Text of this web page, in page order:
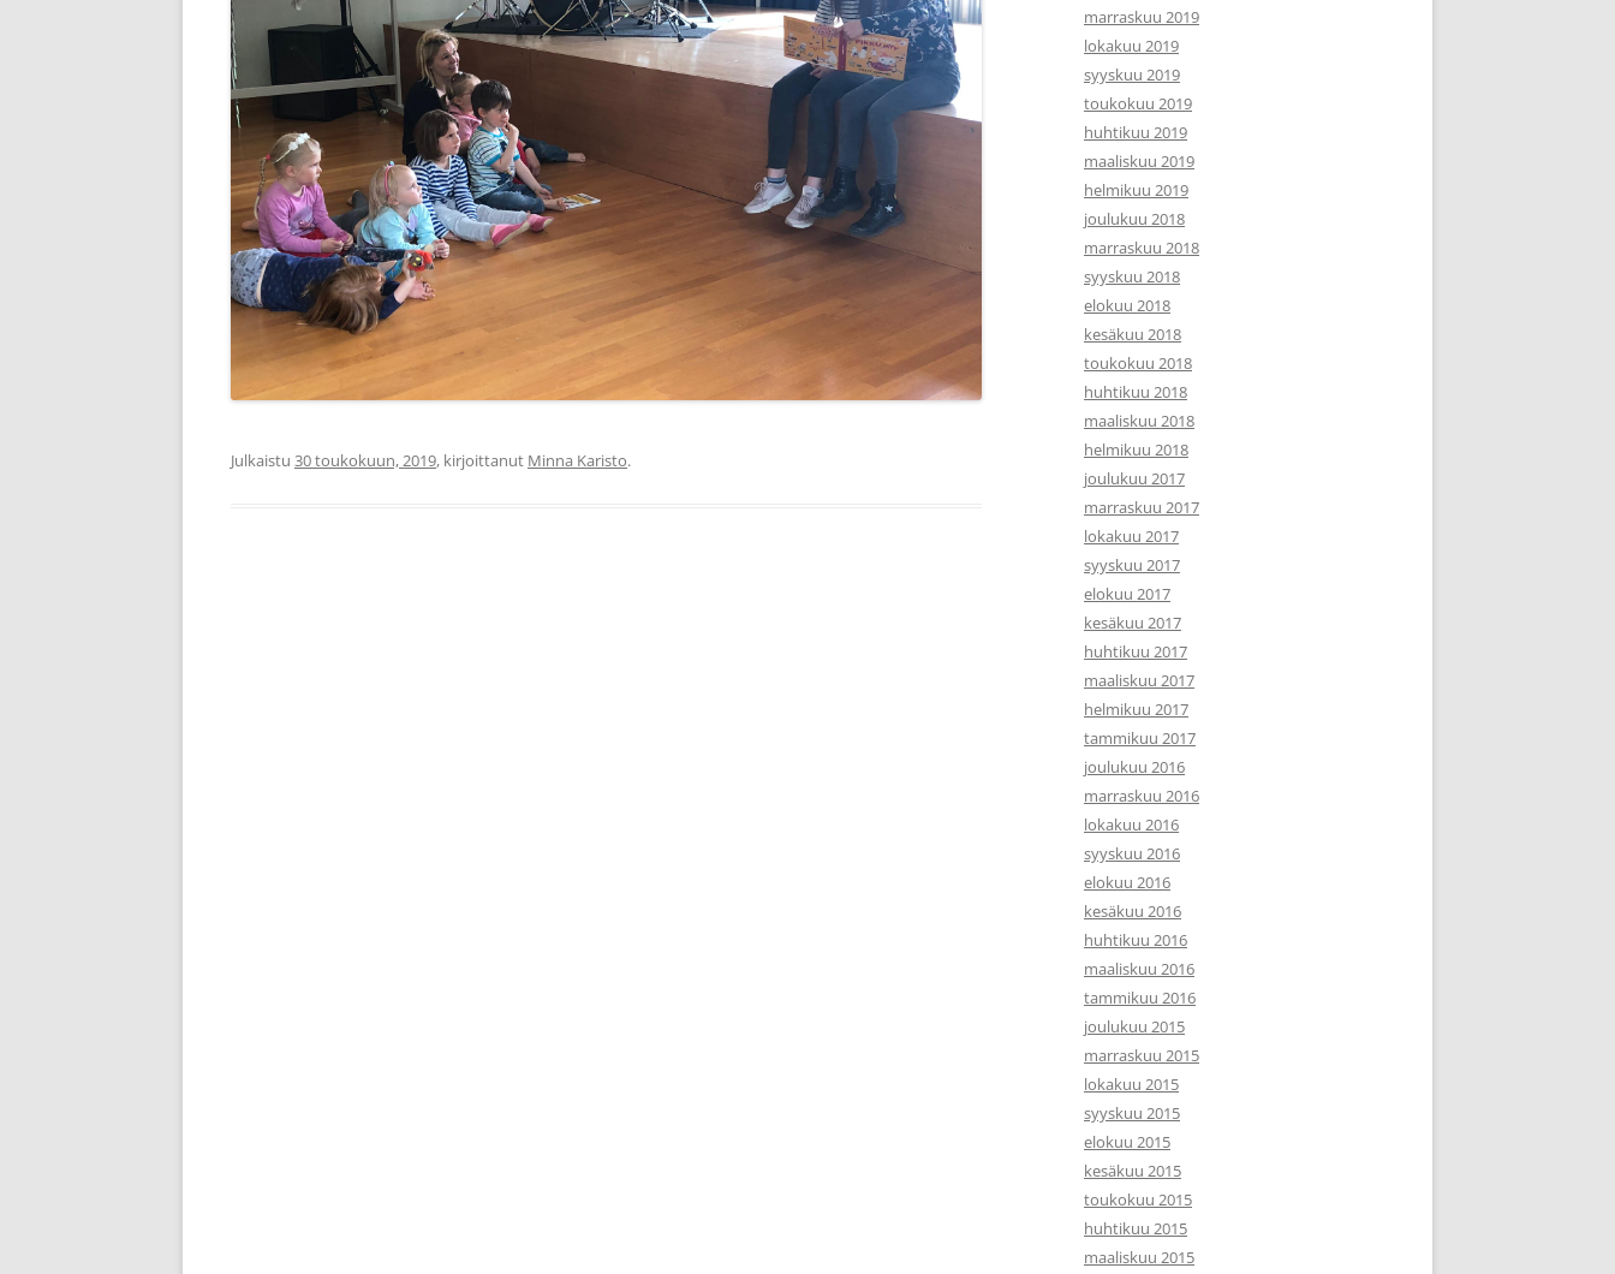
Julkaistu 30 toukokuun, 2019, kirjoittanut Minna Karisto.
marraskuu 2019
lokakuu 2019
syyskuu 2019
toukokuu 2019
huhtikuu 2019
maaliskuu 2019
helmikuu 2019
joulukuu 2018
marraskuu 2018
syyskuu 2018
elokuu 2018
kesäkuu 2018
toukokuu 2018
huhtikuu 2018
maaliskuu 2018
helmikuu 2018
joulukuu 2017
marraskuu 2017
lokakuu 2017
syyskuu 2017
elokuu 2017
kesäkuu 2017
huhtikuu 2017
maaliskuu 2017
helmikuu 2017
tammikuu 2017
joulukuu 2016
marraskuu 2016
lokakuu 2016
syyskuu 2016
elokuu 2016
kesäkuu 2016
huhtikuu 2016
maaliskuu 2016
tammikuu 2016
joulukuu 2015
marraskuu 2015
lokakuu 2015
syyskuu 2015
elokuu 2015
kesäkuu 2015
toukokuu 2015
huhtikuu 2015
maaliskuu 2015